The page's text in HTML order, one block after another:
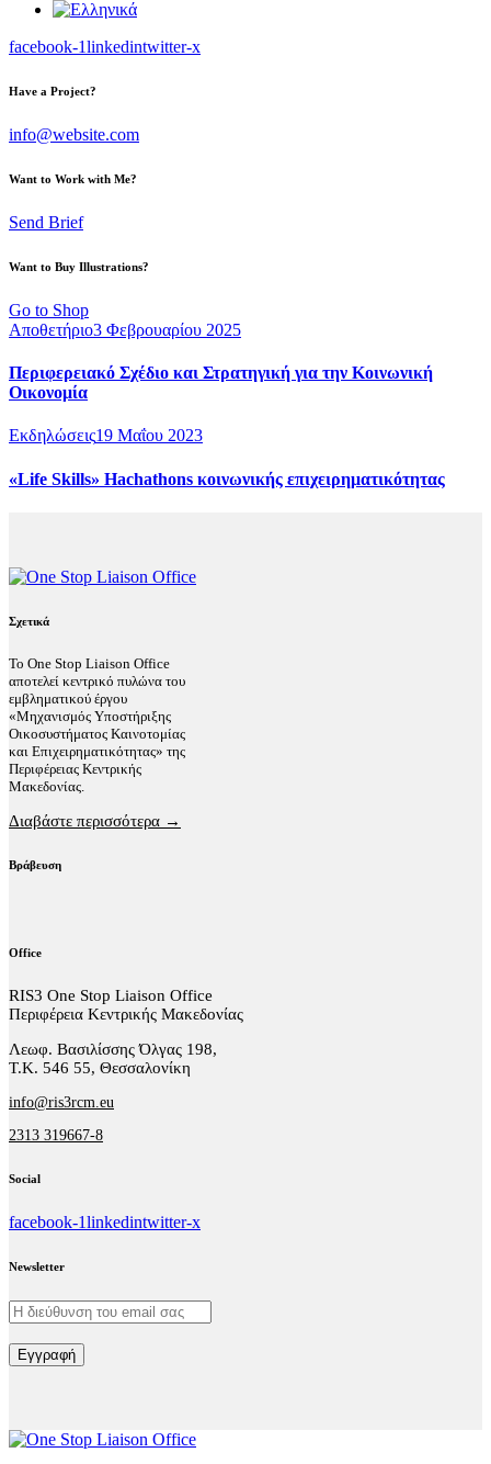
facebook-1linkedintwitter-x
Have a Project?
info@website.com
Want to Work with Me?
Send Brief
Want to Buy Illustrations?
Go to Shop
Αποθετήριο3 Φεβρουαρίου 2025
Περιφερειακό Σχέδιο και Στρατηγική για την Κοινωνική
Οικονομία
Εκδηλώσεις19 Μαΐου 2023
«Life Skills» Hachathons κοινωνικής επιχειρηματικότητας
Σχετικά
Το One Stop Liaison Office
αποτελεί κεντρικό πυλώνα του
εμβληματικού έργου
«Μηχανισμός Υποστήριξης
Οικοσυστήματος Καινοτομίας
και Επιχειρηματικότητας» της
Περιφέρειας Κεντρικής
Μακεδονίας.
Διαβάστε περισσότερα →
Βράβευση
Office
RIS3 One Stop Liaison Office
Περιφέρεια Κεντρικής Μακεδονίας
Λεωφ. Βασιλίσσης Όλγας 198,
Τ.Κ. 546 55, Θεσσαλονίκη
info@ris3rcm.eu
2313 319667-8
Social
facebook-1linkedintwitter-x
Newsletter
Εγγραφή